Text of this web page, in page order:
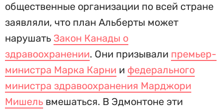
общественные организации по всей стране
заявляли, что план Альберты может
нарушать Закон Канады о
здравоохранении. Они призывали премьер-
министра Марка Карни и федерального
министра здравоохранения Марджори
Мишель вмешаться. В Эдмонтоне эти